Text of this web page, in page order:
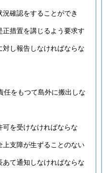
確認をすることができ
措置を講じるよう要求す
し報告しなければならな
任をもつて島外に搬出しな
を受けなければならな
支障が生ずることのない
て通知しなければならな